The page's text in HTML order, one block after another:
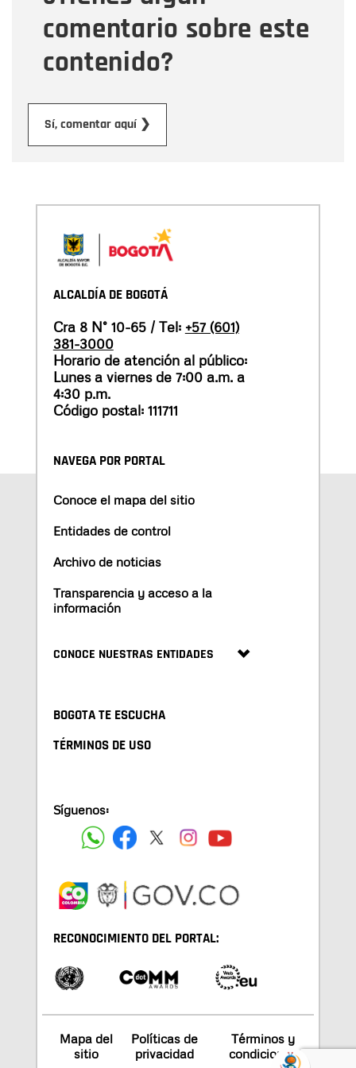
comentario sobre este
contenido?
Sí, comentar aquí ❯
ALCALDÍA DE BOGOTÁ
Cra 8 N° 10-65 / Tel: +57 (601)
381-3000
Horario de atención al público:
Lunes a viernes de 7:00 a.m. a
4:30 p.m.
Código postal: 111711
NAVEGA POR PORTAL
Conoce el mapa del sitio
Entidades de control
Archivo de noticias
Transparencia y acceso a la
información
CONOCE NUESTRAS ENTIDADES
BOGOTA TE ESCUCHA
TÉRMINOS DE USO
Síguenos:
RECONOCIMIENTO DEL PORTAL:
Mapa del
sitio
Políticas de
privacidad
Términos y
condiciones